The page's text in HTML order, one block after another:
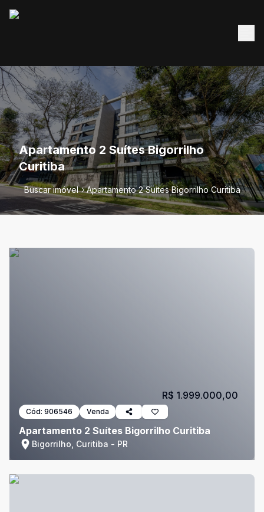
Apartamento 2 Suítes Bigorrilho
Curitiba
Buscar imóvel Apartamento 2 Suítes Bigorrilho Curitiba
Cód: 906546 Venda
Apartamento 2 Suítes Bigorrilho Curitiba
Bigorrilho, Curitiba - PR
R$ 1.999.000,00